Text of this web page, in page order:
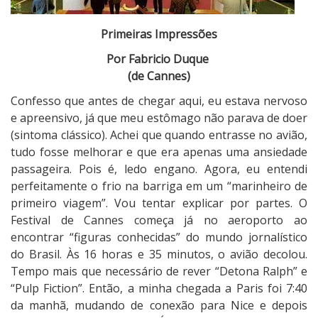
õ
F
e
s
t
i
v
a
l
d
e
C
a
n
Primeiras Impressões
Por Fabricio Duque
(de Cannes)
Confesso que antes de chegar aqui, eu estava nervoso
e apreensivo, já que meu estômago não parava de doer
(sintoma clássico). Achei que quando entrasse no avião,
tudo fosse melhorar e que era apenas uma ansiedade
passageira. Pois é, ledo engano. Agora, eu entendi
perfeitamente o frio na barriga em um “marinheiro de
primeiro viagem”. Vou tentar explicar por partes. O
Festival de Cannes começa já no aeroporto ao
encontrar “figuras conhecidas” do mundo jornalístico
do Brasil. Às 16 horas e 35 minutos, o avião decolou.
Tempo mais que necessário de rever “Detona Ralph” e
“Pulp Fiction”. Então, a minha chegada a Paris foi 7:40
da manhã, mudando de conexão para Nice e depois